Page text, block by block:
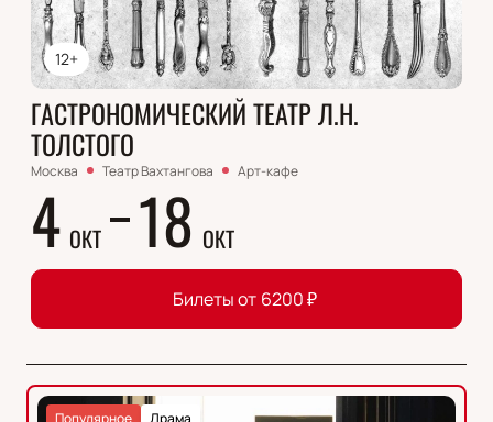
12+
ГАСТРОНОМИЧЕСКИЙ ТЕАТР Л.Н.
ТОЛСТОГО
Москва Театр Вахтангова Арт-кафе
4 ОКТ 18 ОКТ
Билеты от 6200₽
Драма
Популярное